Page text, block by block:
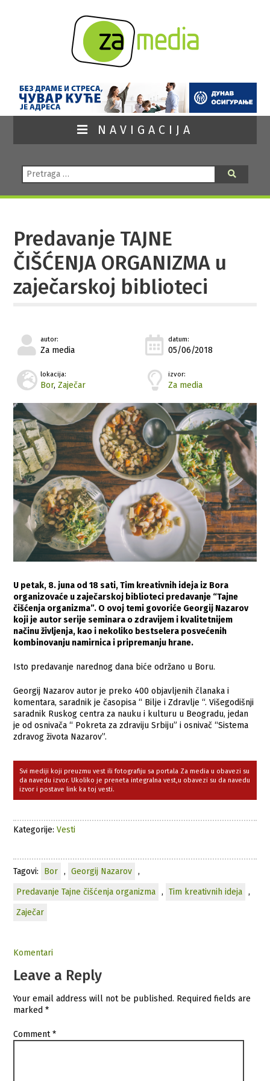
NAVIGACIJA
Pretraga:
Predavanje TAJNE
ČIŠĆENJA ORGANIZMA u
zaječarskoj biblioteci
autor:
Za media
datum:
05/06/2018
lokacija:
Bor,Zaječar
izvor:
Za media
U petak, 8. juna od 18 sati, Tim kreativnih ideja iz Bora
organizovaće u zaječarskoj biblioteci predavanje “Tajne
čišćenja organizma”. O ovoj temi govoriće Georgij Nazarov
koji je autor serije seminara o zdravijem i kvalitetnijem
načinu življenja, kao i nekoliko bestselera posvećenih
kombinovanju namirnica i pripremanju hrane.
Isto predavanje narednog dana biće održano u Boru.
Georgij Nazarov autor je preko 400 objavljenih članaka i
komentara, saradnik je časopisa “ Bilje i Zdravlje “. Višegodišnji
saradnik Ruskog centra za nauku i kulturu u Beogradu, jedan
je od osnivača “ Pokreta za zdraviju Srbiju” i osnivač “Sistema
zdravog života Nazarov”.
Svi mediji koji preuzmu vest ili fotografiju sa portala Za media u obavezi su
da navedu izvor. Ukoliko je preneta integralna vest,u obavezi su da navedu
izvor i postave link ka toj vesti.
Kategorije:Vesti
Tagovi: Bor , Georgij Nazarov
,
Predavanje Tajne čišćenja organizma
, Tim kreativnih ideja
,
Zaječar
Komentari
Leave a Reply
Your email address will not be published. Required fields are
marked*
Comment*